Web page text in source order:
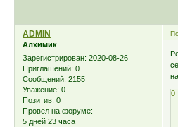
ADMIN
Алхимик
Зарегистрирован: 2020-08-26
Приглашений: 0
Сообщений: 2155
Уважение: 0
Позитив: 0
Провел на форуме:
5 дней 23 часа
0